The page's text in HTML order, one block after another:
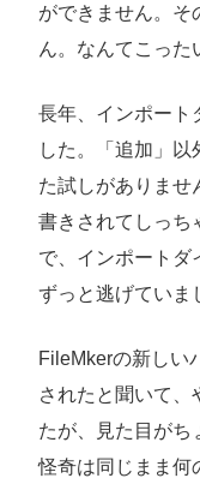
ができません。そ
ん。なんてこった
長年、インポート
した。「追加」以
た試しがありませ
書きされてしっち
で、インポートダ
ずっと逃げていま
FileMkerの新しい
されたと聞いて、
たが、見た目がち
怪奇は同じまま何